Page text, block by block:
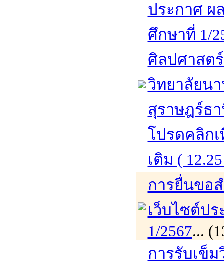
ประกาศ ผ
ศึกษาที่ 1/
ศิลปศาสต
วิทยาลัยน
สุราษฎร์ธ
โปรดคลิก
เติม (
การยื่นขอ
เว็บไซต์ป
1/2567...
การรับเข็